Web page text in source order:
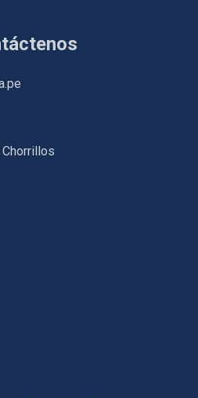
Chorrillos